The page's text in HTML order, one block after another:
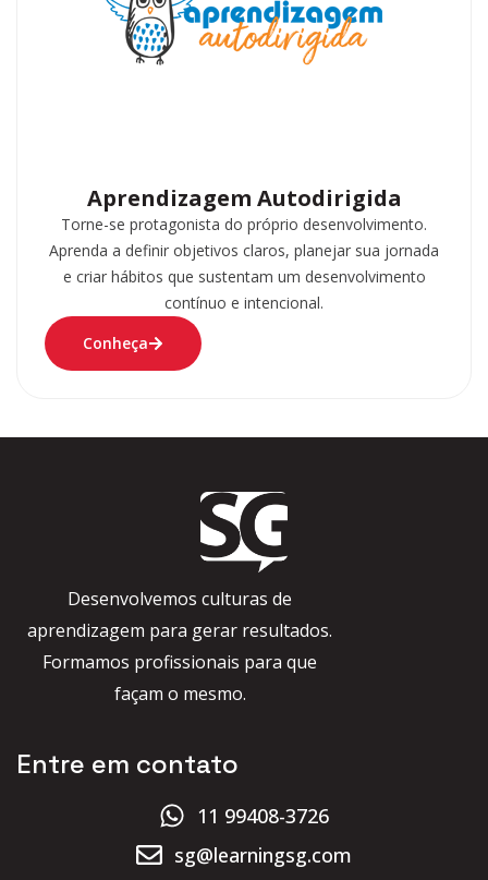
Aprendizagem Autodirigida
Torne-se protagonista do próprio desenvolvimento.
Aprenda a definir objetivos claros, planejar sua jornada
e criar hábitos que sustentam um desenvolvimento
contínuo e intencional.
Conheça
Desenvolvemos culturas de
aprendizagem para gerar resultados.
Formamos profissionais para que
façam o mesmo.
Entre em contato
11 99408-3726
sg@learningsg.com